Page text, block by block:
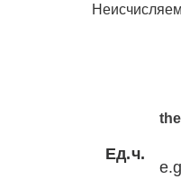
Ед.ч.
the